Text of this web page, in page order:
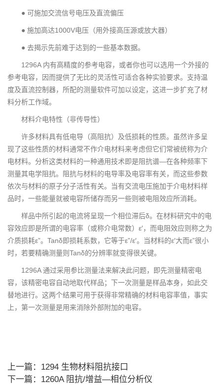
● 可施加交流信号电压及直流偏压
● 施加高达1000V电压（用外接高压源或放大器）
● 去揭示先前难于达到的一些基本数据。
1296A 内有高精度的参考电容，或者你也可以选用一个外接的
参考电容，因而提供了无比的灵活性可适合各种实验要求。支持温
度及直流控制器，所配的测量软件可加以设定，这进一步扩充了材
料分析工作域。
材料介电特性（非传导性）
许多材料具有低电导（高阻抗）及低损耗的性质。虽然许多呈
现了这些性质的材料通常不作介电材料来考虑但它们常被统称为介
电材料。分析这类材料的一种通用技术即是阻抗谱—在各种频率下
测量其电学阻抗。阻抗与材料的电导率及电容率有关，而这些参数
依次与材料的原子分子活性有关。当有交流电压施加于介电材料样
品时，一些能量就被电容所储存而另一些则被电阻效应所消耗。
样品中所引起的电流将呈现一个相位滞后δ。在材料研究中的电
容效应即是所谓的电容率（或称介电常数）ε′，而电阻效应则称之为
介质损耗ε”。Tanδ即损耗系数，它等于ε”/ε′。当材料的ε′大而ε”很小
时，若要精确测量则Tanδ的分辨率就变得很关键。
1296A 通过采用参比测量法来解决此问题，即先测量精密电
容，该精密电容自动地取代样品；下一次测量是样品本身，如此交
替地进行。这两个结果可用于获得非常精确的材料电容率值，事实
上，第一次测量是用来消除外部附加的电容。
上一篇：1294 生物材料阻抗接口
下一篇：1260A 阻抗/增益—相位分析仪